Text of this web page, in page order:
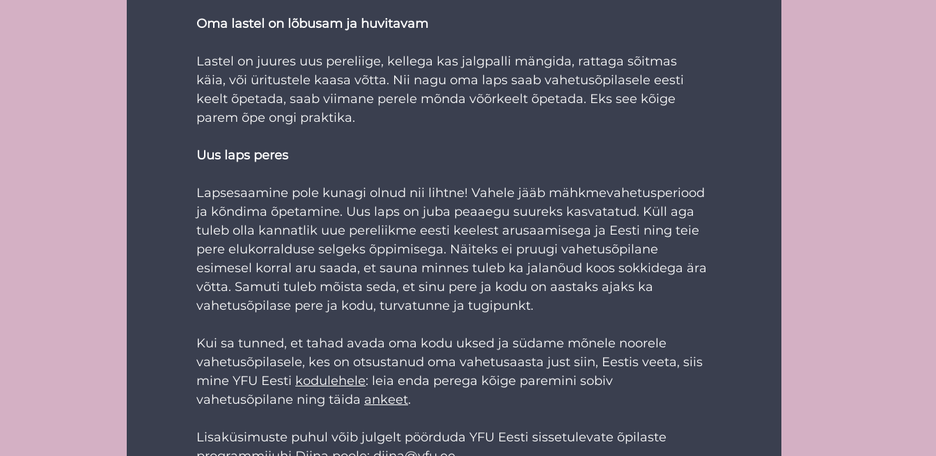
Oma lastel on lõbusam ja huvitavam
Lastel on juures uus pereliige, kellega kas jalgpalli mängida, rattaga sõitmas
käia, või üritustele kaasa võtta. Nii nagu oma laps saab vahetusõpilasele eesti
keelt õpetada, saab viimane perele mõnda võõrkeelt õpetada. Eks see kõige
parem õpe ongi praktika.
Uus laps peres
Lapsesaamine pole kunagi olnud nii lihtne! Vahele jääb mähkmevahetusperiood
ja kõndima õpetamine. Uus laps on juba peaaegu suureks kasvatatud. Küll aga
tuleb olla kannatlik uue pereliikme eesti keelest arusaamisega ja Eesti ning teie
pere elukorralduse selgeks õppimisega. Näiteks ei pruugi vahetusõpilane
esimesel korral aru saada, et sauna minnes tuleb ka jalanõud koos sokkidega ära
võtta. Samuti tuleb mõista seda, et sinu pere ja kodu on aastaks ajaks ka
vahetusõpilase pere ja kodu, turvatunne ja tugipunkt.
Kui sa tunned, et tahad avada oma kodu uksed ja südame mõnele noorele
vahetusõpilasele, kes on otsustanud oma vahetusaasta just siin, Eestis veeta, siis
mine YFU Eesti kodulehele: leia enda perega kõige paremini sobiv
vahetusõpilane ning täida ankeet.
Lisaküsimuste puhul võib julgelt pöörduda YFU Eesti sissetulevate õpilaste